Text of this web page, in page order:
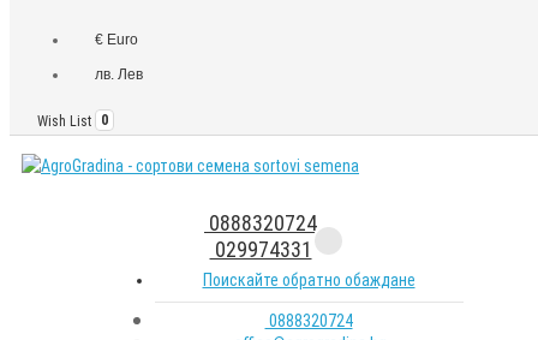
€ Euro
лв. Лев
Wish List 0
0888320724
029974331
Поискайте обратно обаждане
0888320724